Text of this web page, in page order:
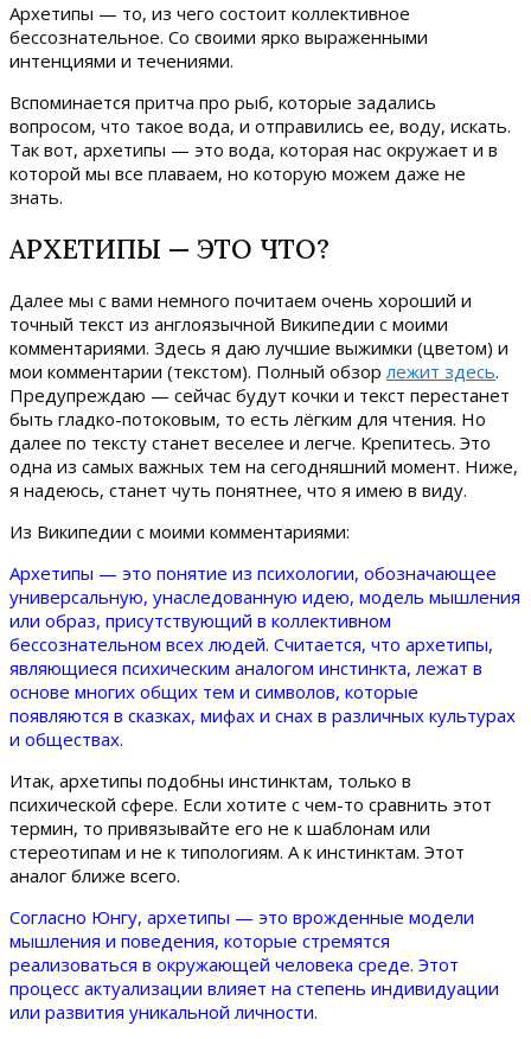
Архетипы — то, из чего состоит коллективное
бессознательное. Со своими ярко выраженными
интенциями и течениями.
Вспоминается притча про рыб, которые задались
вопросом, что такое вода, и отправились ее, воду, искать.
Так вот, архетипы — это вода, которая нас окружает и в
которой мы все плаваем, но которую можем даже не
знать.
АРХЕТИПЫ — ЭТО ЧТО?
Далее мы с вами немного почитаем очень хороший и
точный текст из англоязычной Википедии с моими
комментариями. Здесь я даю лучшие выжимки (цветом) и
мои комментарии (текстом). Полный обзор лежит здесь.
Предупреждаю — сейчас будут кочки и текст перестанет
быть гладко-потоковым, то есть лёгким для чтения. Но
далее по тексту станет веселее и легче. Крепитесь. Это
одна из самых важных тем на сегодняшний момент. Ниже,
я надеюсь, станет чуть понятнее, что я имею в виду.
Из Википедии с моими комментариями:
Архетипы — это понятие из психологии, обозначающее
универсальную, унаследованную идею, модель мышления
или образ, присутствующий в коллективном
бессознательном всех людей. Считается, что архетипы,
являющиеся психическим аналогом инстинкта, лежат в
основе многих общих тем и символов, которые
появляются в сказках, мифах и снах в различных культурах
и обществах.
Итак, архетипы подобны инстинктам, только в
психической сфере. Если хотите с чем-то сравнить этот
термин, то привязывайте его не к шаблонам или
стереотипам и не к типологиям. А к инстинктам. Этот
аналог ближе всего.
Согласно Юнгу, архетипы — это врожденные модели
мышления и поведения, которые стремятся
реализоваться в окружающей человека среде. Этот
процесс актуализации влияет на степень индивидуации
или развития уникальной личности.